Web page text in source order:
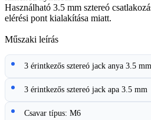
Használható 3.5 mm sztereó
elérési pont kialakítása miatt.
Műszaki leírás
3 érintkezős sztereó jack anya 3.5
3 érintkezős sztereó jack apa 3.5 mm
Csavar típus: M6